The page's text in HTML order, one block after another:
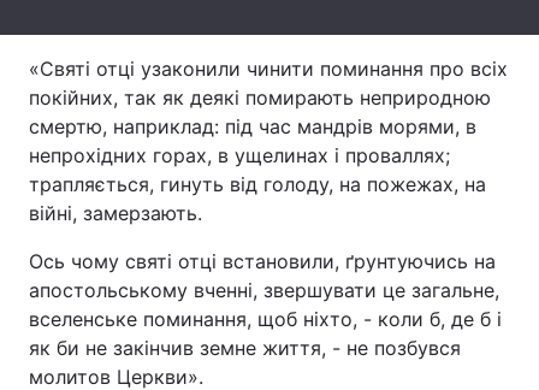
Тема оформлення
«Святі отці узаконили чинити поминання про всіх
покійних, так як деякі помирають неприродною
смертю, наприклад: під час мандрів морями, в
непрохідних горах, в ущелинах і проваллях;
трапляється, гинуть від голоду, на пожежах, на
війні, замерзають.
Ось чому святі отці встановили, ґрунтуючись на
апостольському вченні, звершувати це загальне,
вселенське поминання, щоб ніхто, - коли б, де б і
як би не закінчив земне життя, - не позбувся
молитов Церкви».